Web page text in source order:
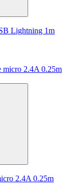
Lightning 1m
2.4A 0.25m